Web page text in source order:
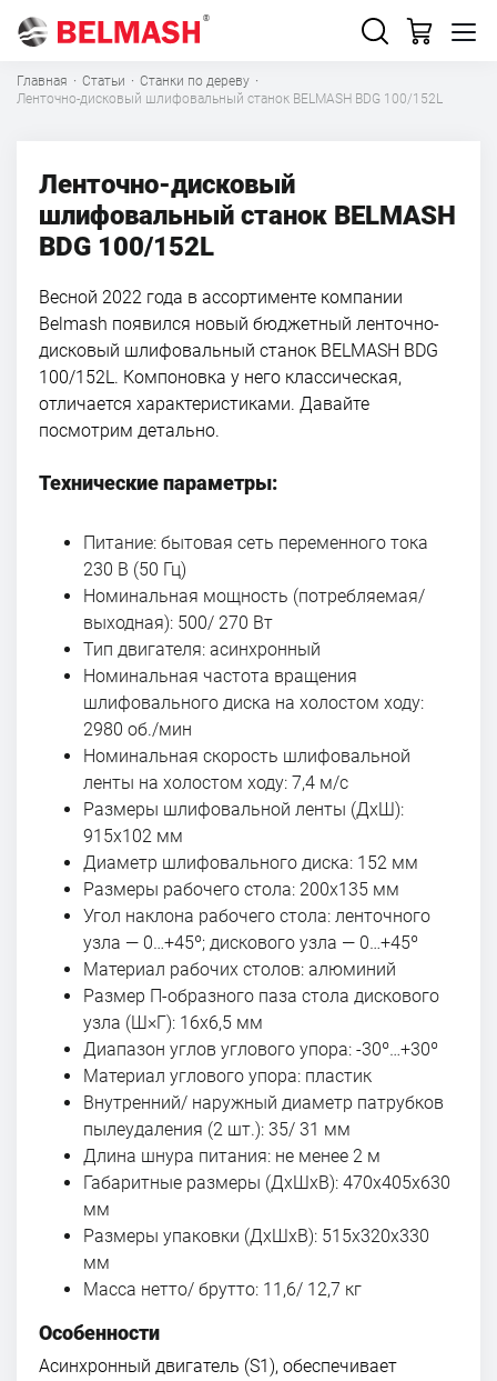
Главная · Статьи · Станки по дереву ·
Ленточно-дисковый шлифовальный станок BELMASH BDG 100/152L
Ленточно-дисковый
шлифовальный станок BELMASH
BDG 100/152L
Весной 2022 года в ассортименте компании
Belmash появился новый бюджетный ленточно-
дисковый шлифовальный станок BELMASH BDG
100/152L. Компоновка у него классическая,
отличается характеристиками. Давайте
посмотрим детально.
Технические параметры:
Питание: бытовая сеть переменного тока
230 В (50 Гц)
Номинальная мощность (потребляемая/
выходная): 500/ 270 Вт
Тип двигателя: асинхронный
Номинальная частота вращения
шлифовального диска на холостом ходу:
2980 об./мин
Номинальная скорость шлифовальной
ленты на холостом ходу: 7,4 м/с
Размеры шлифовальной ленты (ДхШ):
915х102 мм
Диаметр шлифовального диска: 152 мм
Размеры рабочего стола: 200х135 мм
Угол наклона рабочего стола: ленточного
узла — 0…+45º; дискового узла — 0…+45º
Материал рабочих столов: алюминий
Размер П-образного паза стола дискового
узла (Ш×Г): 16х6,5 мм
Диапазон углов углового упора: -30º…+30º
Материал углового упора: пластик
Внутренний/ наружный диаметр патрубков
пылеудаления (2 шт.): 35/ 31 мм
Длина шнура питания: не менее 2 м
Габаритные размеры (ДхШхВ): 470х405х630
мм
Размеры упаковки (ДхШхВ): 515х320х330
мм
Масса нетто/ брутто: 11,6/ 12,7 кг
Особенности
Асинхронный двигатель (S1), обеспечивает